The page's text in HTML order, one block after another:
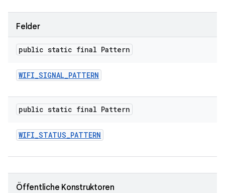
Felder
public static final Pattern
WIFI_SIGNAL_PATTERN
public static final Pattern
WIFI_STATUS_PATTERN
Öffentliche Konstruktoren